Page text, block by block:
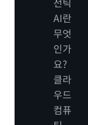
AI란
무엇
인가
요?
클라
우드
컴퓨